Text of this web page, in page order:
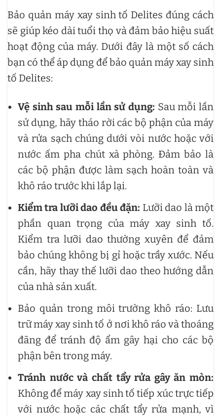
Bảo quản máy xay sinh tố Delites đúng cách
sẽ giúp kéo dài tuổi thọ và đảm bảo hiệu suất
hoạt động của máy. Dưới đây là một số cách
bạn có thể áp dụng để bảo quản máy xay sinh
tố Delites:
Vệ sinh sau mỗi lần sử dụng: Sau mỗi lần
sử dụng, hãy tháo rời các bộ phận của máy
và rửa sạch chúng dưới vòi nước hoặc với
nước ấm pha chút xà phòng. Đảm bảo là
các bộ phận được làm sạch hoàn toàn và
khô ráo trước khi lắp lại.
Kiểm tra lưỡi dao đều đặn: Lưỡi dao là một
phần quan trọng của máy xay sinh tố.
Kiểm tra lưỡi dao thường xuyên để đảm
bảo chúng không bị gỉ hoặc trầy xước. Nếu
cần, hãy thay thế lưỡi dao theo hướng dẫn
của nhà sản xuất.
Bảo quản trong môi trường khô ráo: Lưu
trữ máy xay sinh tố ở nơi khô ráo và thoáng
đãng để tránh độ ẩm gây hại cho các bộ
phận bên trong máy.
Tránh nước và chất tẩy rửa gây ăn mòn:
Không để máy xay sinh tố tiếp xúc trực tiếp
với nước hoặc các chất tẩy rửa mạnh, vì